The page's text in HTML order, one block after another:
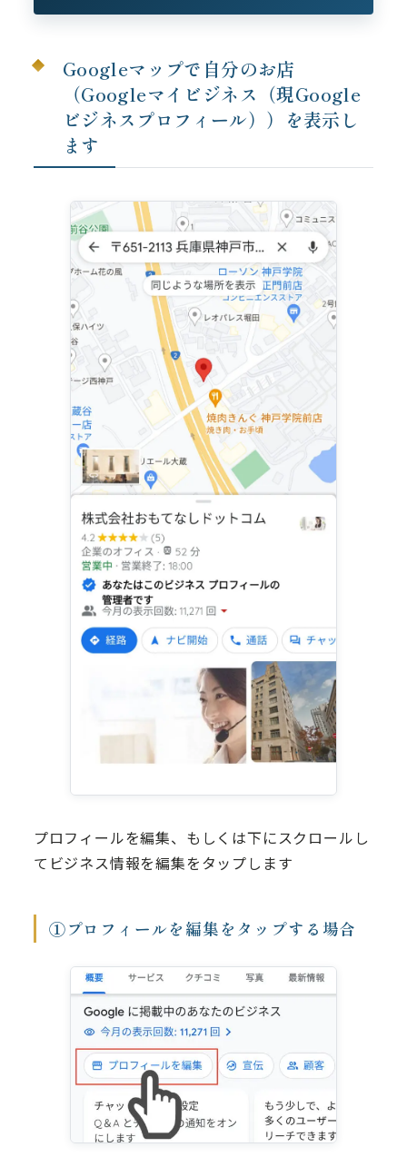
Googleマップで自分のお店
（Googleマイビジネス（現Google
ビジネスプロフィール））を表示し
ます
プロフィールを編集、もしくは下にスクロールし
てビジネス情報を編集をタップします
①プロフィールを編集をタップする場合